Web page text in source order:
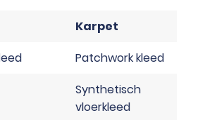
Karpet
Patchwork kleed
Synthetisch
vloerkleed